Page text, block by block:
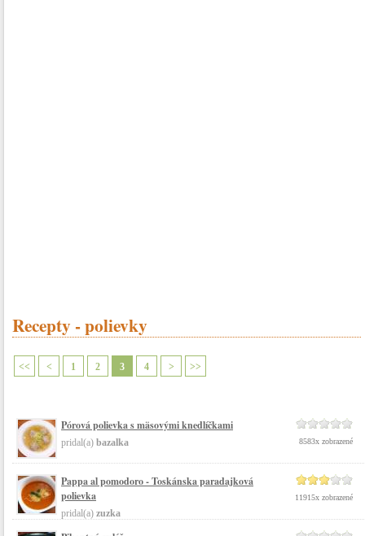
Recepty - polievky
<< < 1 2 3 4 > >>
Pórová polievka s mäsovými knedlíčkami
pridal(a) bazalka 8583x zobrazené
Pappa al pomodoro - Toskánska paradajková
polievka
pridal(a) zuzka
11915x zobrazené